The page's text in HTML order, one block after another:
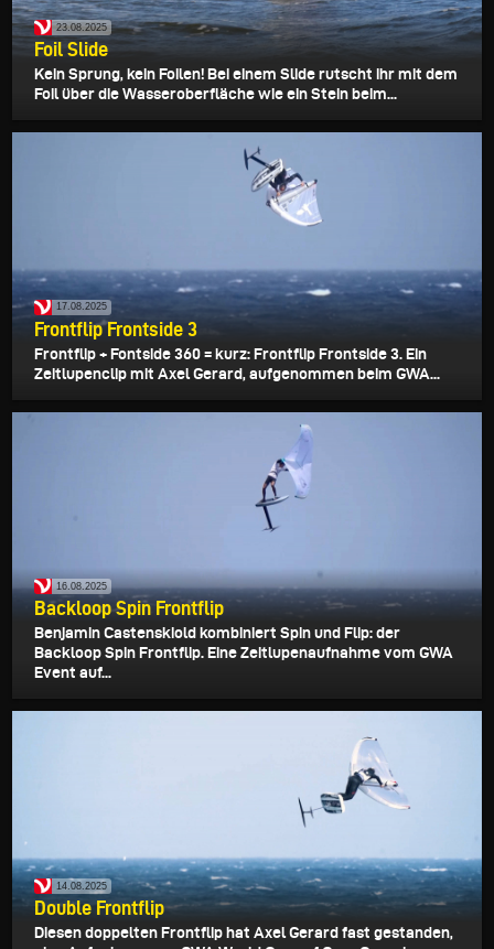
23.08.2025
Foil Slide
Kein Sprung, kein Foilen! Bei einem Slide rutscht ihr mit dem
Foil über die Wasseroberfläche wie ein Stein beim...
17.08.2025
Frontflip Frontside 3
Frontflip + Fontside 360 = kurz: Frontflip Frontside 3. Ein
Zeitlupenclip mit Axel Gerard, aufgenommen beim GWA...
16.08.2025
Backloop Spin Frontflip
Benjamin Castenskiold kombiniert Spin und Flip: der
Backloop Spin Frontflip. Eine Zeitlupenaufnahme vom GWA
Event auf...
14.08.2025
Double Frontflip
Diesen doppelten Frontflip hat Axel Gerard fast gestanden,